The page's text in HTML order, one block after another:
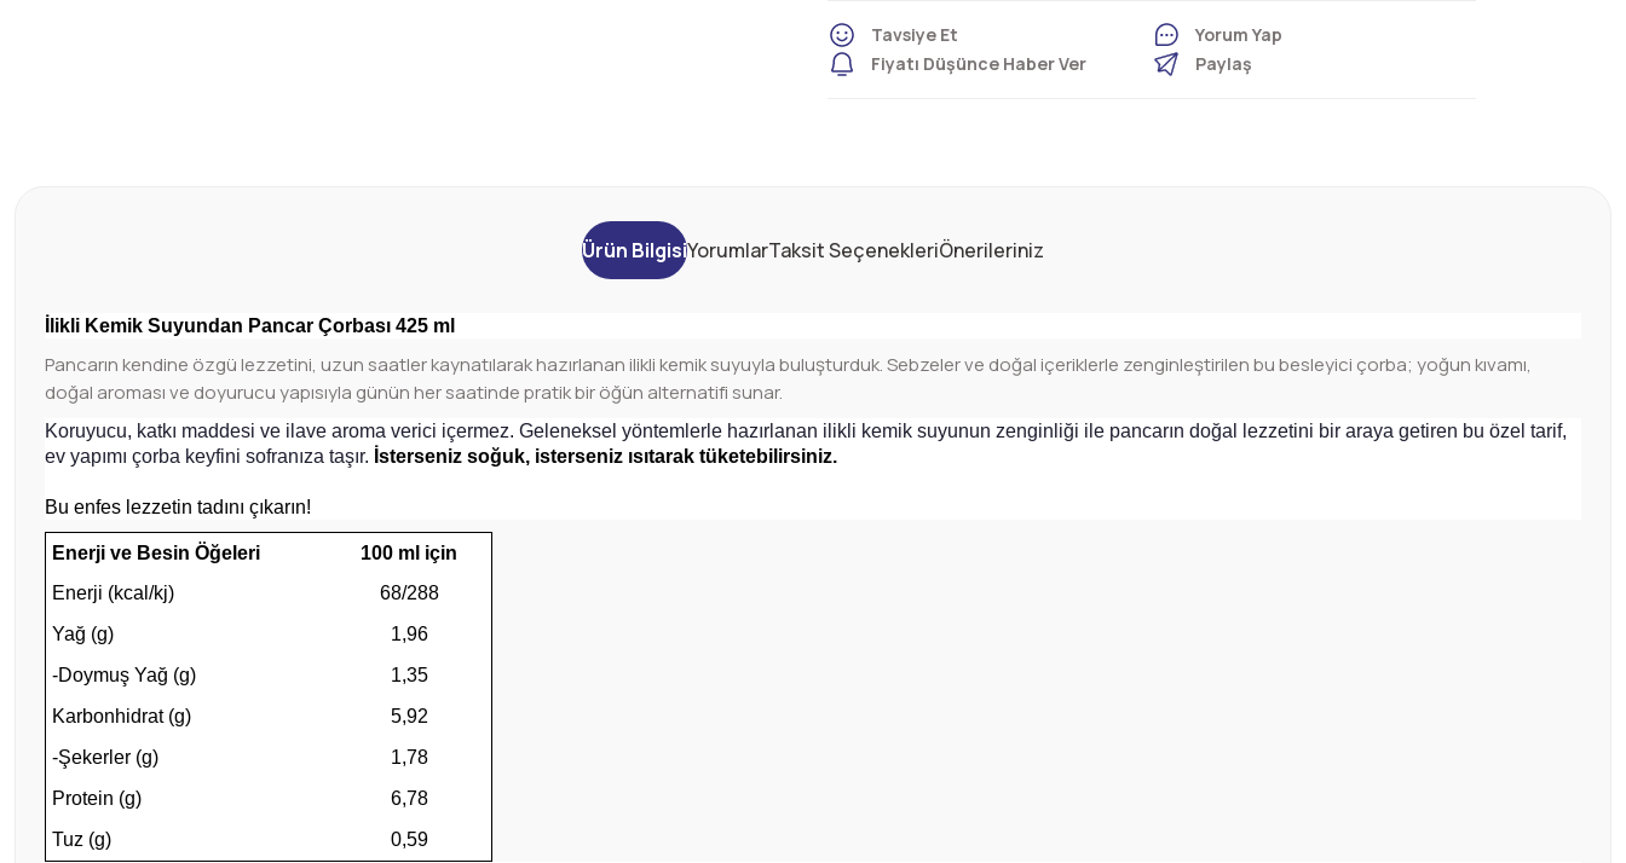
Tavsiye Et
Yorum Yap
Fiyatı Düşünce Haber Ver
Paylaş
Ürün BilgisiYorumlarTaksit SeçenekleriÖnerileriniz
İlikli Kemik Suyundan Pancar Çorbası 425 ml
Pancarın kendine özgü lezzetini, uzun saatler kaynatılarak hazırlanan ilikli kemik suyuyla buluşturduk. Sebzeler ve doğal içeriklerle zenginleştirilen bu besleyici çorba; yoğun kıvamı,
doğal aroması ve doyurucu yapısıyla günün her saatinde pratik bir öğün alternatifi sunar.
Koruyucu, katkı maddesi ve ilave aroma verici içermez. Geleneksel yöntemlerle hazırlanan ilikli kemik suyunun zenginliği ile pancarın doğal lezzetini bir araya getiren bu özel tarif,
ev yapımı çorba keyfini sofranıza taşır. sterseniz soğuk, isterseniz ısıtarak tüketebilirsiniz.
Bu enfes lezzetin tadını çıkarın!
Enerji ve Besin Öğeleri
100 ml için
Enerji (kcal/kj)
68/288
Yağ (g)
1,96
-Doymuş Yağ (g)
1,35
Karbonhidrat (g)
5,92
-Şekerler (g)
1,78
Protein (g)
6,78
Tuz (g)
0,59